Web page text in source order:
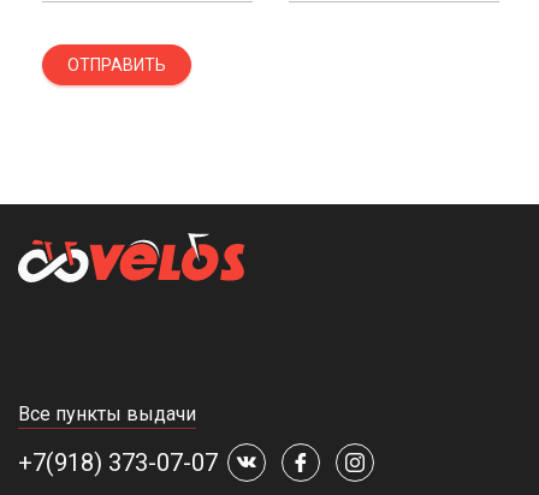
ОТПРАВИТЬ
Все пункты выдачи
+7(918) 373-07-07